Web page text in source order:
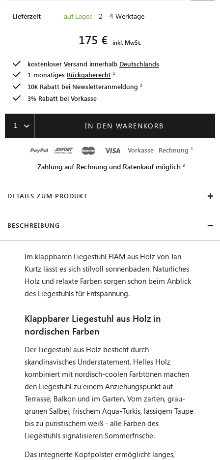
Lieferzeit auf Lager, 2 - 4 Werktage
175 € inkl. MwSt.
kostenloser Versand innerhalb Deutschlands
1-monatiges Rückgaberecht
10€ Rabatt bei Newsletteranmeldung
3% Rabatt bei Vorkasse
1 IN DEN WARENKORB
Vorkasse Rechnung
Zahlung auf Rechnung und Ratenkauf möglich
DETAILS ZUM PRODUKT
BESCHREIBUNG
Im klappbaren Liegestuhl FIAM aus Holz von Jan
Kurtz lässt es sich stilvoll sonnenbaden. Natürliches
Holz und relaxte Farben sorgen schon beim Anblick
des Liegestuhls für Entspannung.
Klappbarer Liegestuhl aus Holz in
nordischen Farben
Der Liegestuhl aus Holz besticht durch
skandinavisches Understatement. Helles Holz
kombiniert mit nordisch-coolen Farbtönen machen
den Liegestuhl zu einem Anziehungspunkt auf
Terrasse, Balkon und im Garten. Vom zarten, grau-
grünen Salbei, frischem Aqua-Türkis, lässigem Taupe
bis zu puristischem weiß - alle Farben des
Liegestuhls signalisieren Sommerfrische.
Das integrierte Kopfpolster ermöglicht langes,